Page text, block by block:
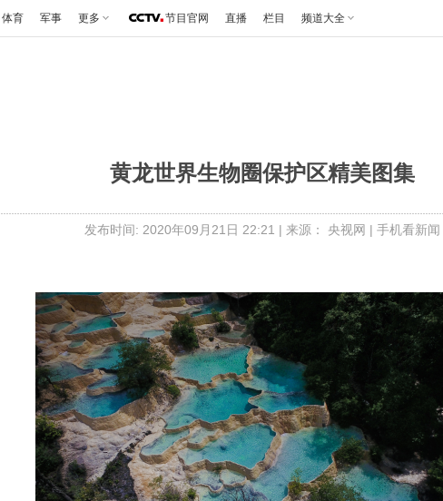
体育 军事 更多 节目官网 直播 栏目 频道大全
黄龙世界生物圈保护区精美图集
发布时间: 2020年09月21日 22:21 | 来源： 央视网 | 手机看新闻